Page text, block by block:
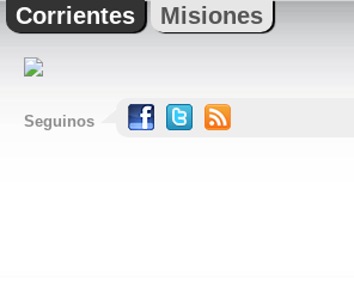
Corrientes Misiones
Seguinos